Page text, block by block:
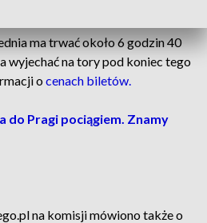
ma trwać około 6 godzin 40
wyjechać na tory pod koniec tego
o cenach biletów.
do Pragi pociągiem. Znamy
na komisji mówiono także o